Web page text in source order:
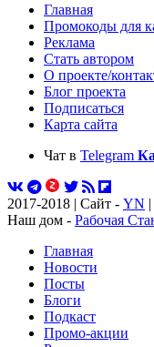
Главная
Промокоды для
Реклама
Стать автором
О проекте/
Блог проекта
Подписаться
Карта сайта
Чат в Telegram
2017-2018 | Сайт - YN
Наш дом - Рабочая
Главная
Новости
Посты
Блоги
Подкаст
Промо-акции